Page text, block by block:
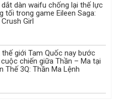
dắt dàn waifu chống lại thế lực
tối trong game Eileen Saga:
Girl
thế giới Tam Quốc nay bước
chiến giữa Thần – Ma tại
Thế 3Q: Thần Ma Lệnh